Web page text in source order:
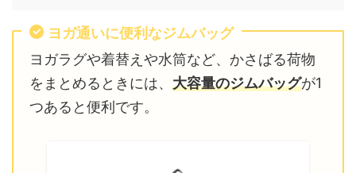
ヨガ通いに便利なジムバッグ
ヨガラグや着替えや水筒など、かさばる荷物
をまとめるときには、 大容量のジムバッグが1
つあると便利です。